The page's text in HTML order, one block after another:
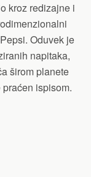
kroz redizajne i
Oduvek je
napitaka,
širom planete
ispisom.